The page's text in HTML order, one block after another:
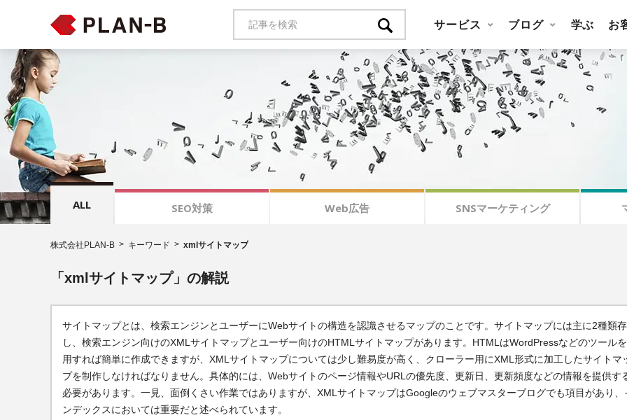
サービス ブログ 学ぶ お
ALL SEO対策 Web広告 SNSマーケティング
株式会社PLAN-B キーワード xmlサイトマップ
「xmlサイトマップ」の解説
サイトマップとは、検索エンジンとユーザーにWebサイトの構造を認識させるマップのことです。サイトマップには主に2種類
し、検索エンジン向けのXMLサイトマップとユーザー向けのHTMLサイトマップがあります。HTMLはWordPressなどのツール
用すれば簡単に作成できますが、XMLサイトマップについては少し難易度が高く、クローラー用にXML形式に加工したサイトマ
プを制作しなければなりません。具体的には、Webサイトのページ情報やURLの優先度、更新日、更新頻度などの情報を提供す
必要があります。一見、面倒くさい作業ではありますが、XMLサイトマップはGoogleのウェブマスターブログでも項目があり、
ンデックスにおいては重要だと述べられています。